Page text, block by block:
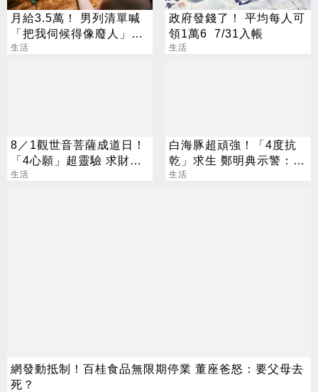
月給3.5萬！ 男列清單喊
「把我伺候得像廢人」網
轟：頭撞到才嫁
生活
政府發錢了！ 平均每人可
領1萬6 7/31入帳
生活
8／1觀世音菩薩成道日！
「4心願」超靈驗 求財供
品、禁忌一次看
生活
白海豚超頑強！「4度抗
乾」求生 鄭明典示警：不
可輕忽
生活
網發動抵制！百桂食品無限期停業 董座爸怒：要父母去
死？